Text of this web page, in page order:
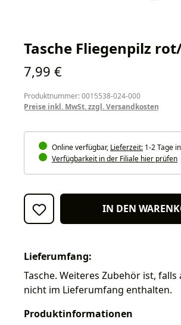
Tasche Fliegenpilz
Regulärer Preis:
7,99 €
Produktnummer: 0015538-024-000
Preise inkl. MwSt. zzgl. Versandkosten
Online verfügbar, Lieferzeit: 1-2 Tage
Verfügbarkeit in der Filiale hier prüfen
IN DEN
Lieferumfang:
Tasche. Weiteres Zubehör ist, falls
nicht im Lieferumfang enthalten.
Produktinformationen